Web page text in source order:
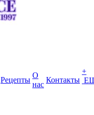
Рецепты
О
нас
Контакты
+